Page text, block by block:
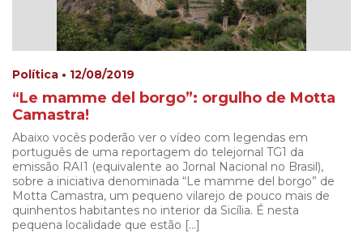
Política • 12/08/2019
“Le mamme del borgo”: orgulho de Motta
Camastra!
Abaixo vocês poderão ver o vídeo com legendas em
português de uma reportagem do telejornal TG1 da
emissão RAI1 (equivalente ao Jornal Nacional no Brasil),
sobre a iniciativa denominada “Le mamme del borgo” de
Motta Camastra, um pequeno vilarejo de pouco mais de
quinhentos habitantes no interior da Sicília. É nesta
pequena localidade que estão […]